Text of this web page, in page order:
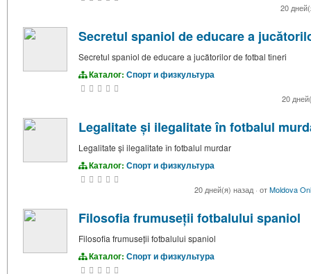
20
Secretul spaniol de educare a
Secretul spaniol de educare a jucătorilor de fotbal tineri
Каталог: Спорт и физкультура
20
Legalitate și ilegalitate în fotbalul
Legalitate și ilegalitate în fotbalul murdar
Каталог: Спорт и физкультура
20 дней(я) назад · отMoldova
Filosofia frumuseții fotbalului spaniol
Filosofia frumuseții fotbalului spaniol
Каталог: Спорт и физкультура